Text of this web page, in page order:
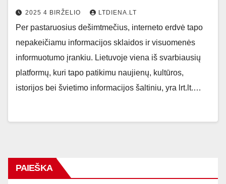
2025 4 BIRŽELIO LTDIENA.LT
Per pastaruosius dešimtmečius, interneto erdvė tapo
nepakeičiamu informacijos sklaidos ir visuomenės
informuotumo įrankiu. Lietuvoje viena iš svarbiausių
platformų, kuri tapo patikimu naujienų, kultūros,
istorijos bei švietimo informacijos šaltiniu, yra lrt.lt.…
PAIEŠKA